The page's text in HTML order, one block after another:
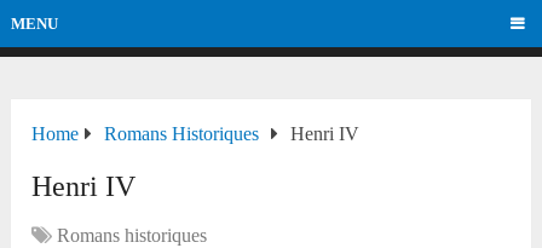
MENU
Home Romans Historiques Henri IV
Henri IV
Romans historiques